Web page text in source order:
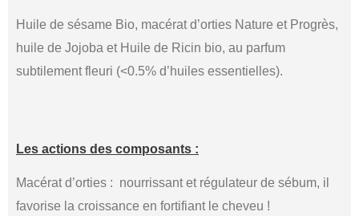
Huile de sésame Bio, macérat d’orties Nature et Progrès,
huile de Jojoba et Huile de Ricin bio, au parfum
subtilement fleuri (<0.5% d’huiles essentielles).
Les actions des composants :
Macérat d’orties : nourrissant et régulateur de sébum, il
favorise la croissance en fortifiant le cheveu !